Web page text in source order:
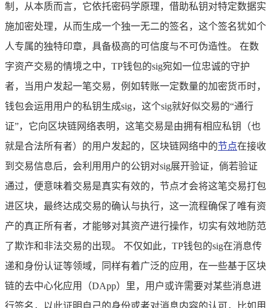
制，从本质而言，它依托密码学原理，借助私钥对特定数据实
施加密处理，从而生成一个独一无二的签名，这个签名犹如个
人专属的独特印章，具备极高的可信度与不可伪造性。 在数
字资产交易的情境之中，TP钱包的sig宛如一位忠诚的守护
者，当用户发起一笔交易，例如转账一定数量的加密货币时，
钱包会运用用户的私钥生成sig，这个sig就好似交易的“通行
证”，它向区块链网络表明，这笔交易是由拥有相应私钥（也
就是合法所有者）的用户发起的，区块链网络中的节点在接收
到交易信息后，会利用用户的公钥对sig展开验证，倘若验证
通过，便意味着交易是真实有效的，节点才会将这笔交易打包
进区块，最终达成交易的确认与执行，这一流程确保了唯有资
产的真正所有者，才能够对其资产进行操作，切实有效地防范
了欺诈和非法交易的出现。 不仅如此，TP钱包的sig在消息传
递和身份认证等领域，同样有着广泛的应用，在一些基于区块
链的去中心化应用（DApp）里，用户或许需要对某些消息进
行签名，以此证明自己的身份或者对消息内容的认可，比如用